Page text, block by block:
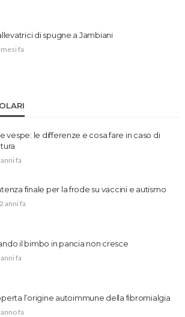
di spugne a Jambiani
mesi fa
vespe: le differenze e cosa fare in caso di
fa
finale per la frode su vaccini e autismo
anni fa
il bimbo in pancia non cresce
fa
l’origine autoimmune della fibromialgia
anno fa